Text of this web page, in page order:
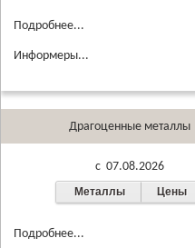
Подробнее...
Информеры...
Драгоценные металлы
c 07.08.2026
Металлы Цены
Подробнее...